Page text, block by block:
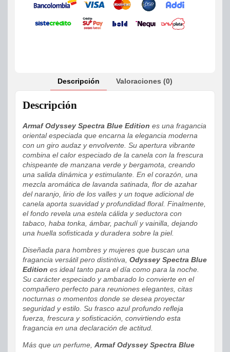
Descripción Valoraciones (0)
Descripción
Armaf Odyssey Spectra Blue Edition es una fragancia
oriental especiada que encarna la elegancia moderna
con un giro audaz y envolvente. Su apertura vibrante
combina el calor especiado de la canela con la frescura
chispeante de manzana verde y bergamota, creando
una salida dinámica y estimulante. En el corazón, una
mezcla aromática de lavanda satinada, flor de azahar
del naranjo, lirio de los valles y un toque adicional de
canela aporta suavidad y profundidad floral. Finalmente,
el fondo revela una estela cálida y seductora con
tabaco, haba tonka, ámbar, pachulí y vainilla, dejando
una huella sofisticada y duradera sobre la piel.
Diseñada para hombres y mujeres que buscan una
fragancia versátil pero distintiva, Odyssey Spectra Blue
Edition es ideal tanto para el día como para la noche.
Su carácter especiado y ambarado lo convierte en el
compañero perfecto para reuniones elegantes, citas
nocturnas o momentos donde se desea proyectar
seguridad y estilo. Su frasco azul profundo refleja
fuerza, frescura y sofisticación, convirtiendo esta
fragancia en una declaración de actitud.
Más que un perfume, Armaf Odyssey Spectra Blue